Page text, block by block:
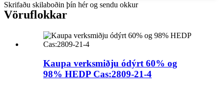
Skrifaðu skilaboðin þín hér og sendu okkur
Vöruflokkar
Kaupa verksmiðju ódýrt 60% og
98% HEDP Cas:2809-21-4